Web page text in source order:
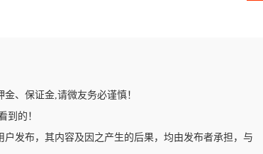
、保证金,请微友务必谨慎！
到的！
发布，其内容及因之产生的后果，均由发布者承担，与